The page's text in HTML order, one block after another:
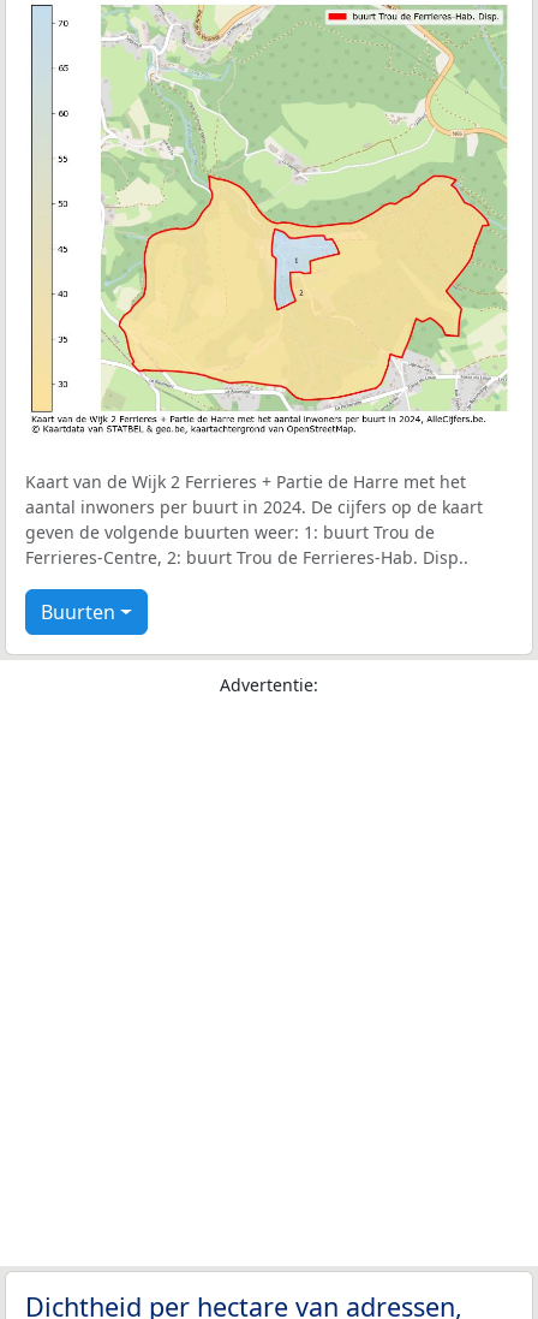
Kaart van de Wijk 2 Ferrieres + Partie de Harre met het
aantal inwoners per buurt in 2024. De cijfers op de kaart
geven de volgende buurten weer: 1: buurt Trou de
Ferrieres-Centre, 2: buurt Trou de Ferrieres-Hab. Disp..
Buurten
Advertentie:
Dichtheid per hectare van adressen,